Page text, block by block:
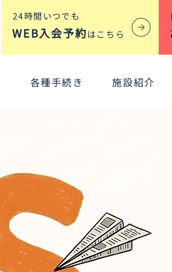
各種手続き 施設紹介
​24時間いつでも
WEB入会予約はこちら